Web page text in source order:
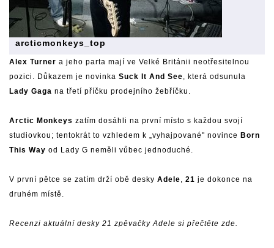
arcticmonkeys_top
Alex Turner a jeho parta mají ve Velké Británii neotřesitelnou
pozici. Důkazem je novinka Suck It And See, která odsunula
Lady Gaga na třetí příčku prodejního žebříčku.
Arctic Monkeys zatím dosáhli na první místo s každou svojí
studiovkou; tentokrát to vzhledem k „vyhajpované" novince Born
This Way od Lady G neměli vůbec jednoduché.
V první pětce se zatím drží obě desky Adele, 21 je dokonce na
druhém místě.
Recenzi aktuální desky 21 zpěvačky Adele si přečtěte zde.